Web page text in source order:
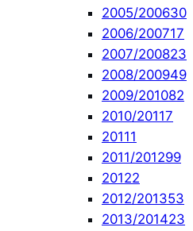
2005/200630
2006/200717
2007/200823
2008/200949
2009/201082
2010/20117
20111
2011/201299
20122
2012/201353
2013/201423